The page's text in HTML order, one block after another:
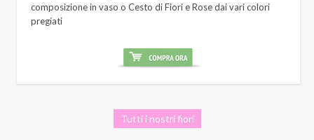
composizione in vaso o Cesto di Fiori e Rose dai vari colori
pregiati
Tutti i nostri fiori